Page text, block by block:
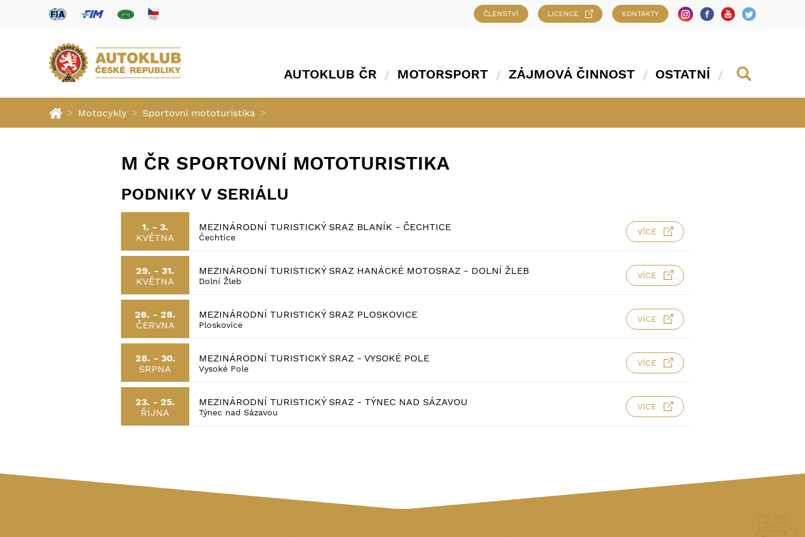
ČLENSTVÍ LICENCE KONTAKTY
AUTOKLUB ČR MOTORSPORT ZÁJMOVÁ ČINNOST OSTATNÍ
> Motocykly > Sportovní mototuristika >
M ČR SPORTOVNÍ MOTOTURISTIKA
PODNIKY V SERIÁLU
1. - 3.
KVĚTNA
MEZINÁRODNÍ TURISTICKÝ SRAZ BLANÍK - ČECHTICE
Čechtice
VÍCE
29. - 31.
KVĚTNA
MEZINÁRODNÍ TURISTICKÝ SRAZ HANÁCKÉ MOTOSRAZ - DOLNÍ ŽLEB
Dolní Žleb
VÍCE
26. - 28.
ČERVNA
MEZINÁRODNÍ TURISTICKÝ SRAZ PLOSKOVICE
Ploskovice
VÍCE
28. - 30.
SRPNA
MEZINÁRODNÍ TURISTICKÝ SRAZ - VYSOKÉ POLE
Vysoké Pole
VÍCE
23. - 25.
ŘÍJNA
MEZINÁRODNÍ TURISTICKÝ SRAZ - TÝNEC NAD SÁZAVOU
Týnec nad Sázavou
VÍCE